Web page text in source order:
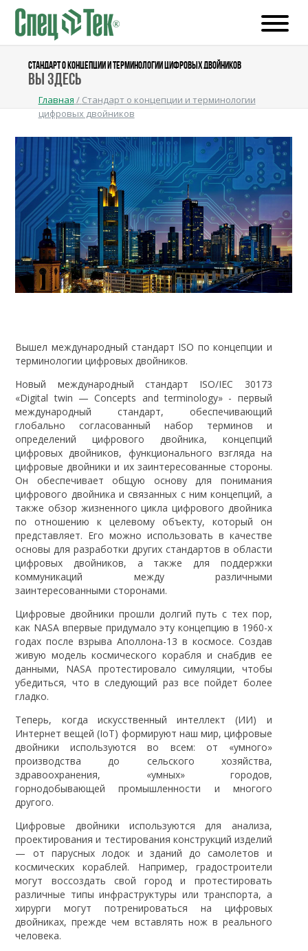
СТАНДАРТ О КОНЦЕПЦИИ И ТЕРМИНОЛОГИИ ЦИФРОВЫХ ДВОЙНИКОВ
Вы здесь
Главная / Стандарт о концепции и терминологии
цифровых двойников
Вышел международный стандарт ISO по концепции и
терминологии цифровых двойников.
Новый международный стандарт ISO/IEC 30173
«Digital twin — Concepts and terminology» - первый
международный стандарт, обеспечивающий
глобально согласованный набор терминов и
определений цифрового двойника, концепций
цифровых двойников, функционального взгляда на
цифровые двойники и их заинтересованные стороны.
Он обеспечивает общую основу для понимания
цифрового двойника и связанных с ним концепций, а
также обзор жизненного цикла цифрового двойника
по отношению к целевому объекту, который он
представляет. Его можно использовать в качестве
основы для разработки других стандартов в области
цифровых двойников, а также для поддержки
коммуникаций между различными
заинтересованными сторонами.
Цифровые двойники прошли долгий путь с тех пор,
как NASA впервые придумало эту концепцию в 1960-х
годах после взрыва Аполлона-13 в космосе. Создав
живую модель космического корабля и снабдив ее
данными, NASA протестировало симуляции, чтобы
убедиться, что в следующий раз все пойдет более
гладко.
Теперь, когда искусственный интеллект (ИИ) и
Интернет вещей (IoT) формируют наш мир, цифровые
двойники используются во всем: от «умного»
производства до сельского хозяйства,
здравоохранения, «умных» городов,
горнодобывающей промышленности и многого
другого.
Цифровые двойники используются для анализа,
проектирования и тестирования конструкций изделий
— от парусных лодок и зданий до самолетов и
космических кораблей. Например, градостроители
могут воссоздать свой город и протестировать
различные типы инфраструктуры или транспорта, а
хирурги могут потренироваться на цифровых
двойниках, прежде чем вставлять нож в реального
человека.